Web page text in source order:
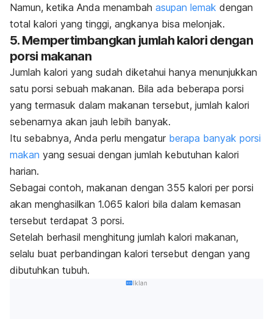
Namun, ketika Anda menambah asupan lemak dengan
total kalori yang tinggi, angkanya bisa melonjak.
5. Mempertimbangkan jumlah kalori dengan
porsi makanan
Jumlah kalori yang sudah diketahui hanya menunjukkan
satu porsi sebuah makanan. Bila ada beberapa porsi
yang termasuk dalam makanan tersebut, jumlah kalori
sebenarnya akan jauh lebih banyak.
Itu sebabnya, Anda perlu mengatur berapa banyak porsi
makan yang sesuai dengan jumlah kebutuhan kalori
harian.
Sebagai contoh, makanan dengan 355 kalori per porsi
akan menghasilkan 1.065 kalori bila dalam kemasan
tersebut terdapat 3 porsi.
Setelah berhasil menghitung jumlah kalori makanan,
selalu buat perbandingan kalori tersebut dengan yang
dibutuhkan tubuh.
Iklan